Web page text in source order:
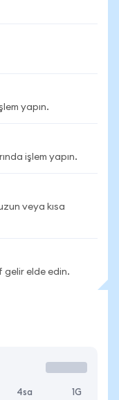
yapın.
işlem yapın.
veya kısa
gelir elde edin.
4sa 1G